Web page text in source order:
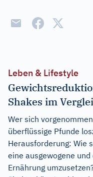
Leben & Lifestyle
Shakes im
Wer sich
überflüssige Pfunde
Herausforderung: Wie
eine ausgewogene
Ernährung